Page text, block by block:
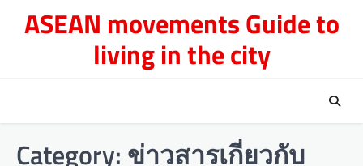
ASEAN movements Guide to
living in the city
Category: ข่าวสารเกี่ยวกับ